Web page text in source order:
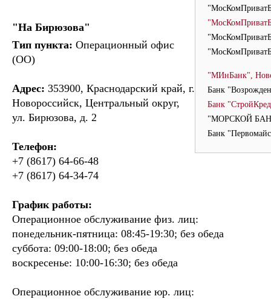
"МИнБанк",
Банк
Банк
"МОРСКОЙ
Банк
"На Бирюзова"
Тип пункта: Операционный офис
(ОО)
Адрес: 353900, Краснодарский край, г.
Новороссийск, Центральный округ,
ул. Бирюзова, д. 2
Телефон:
+7 (8617) 64-66-48
+7 (8617) 64-34-74
График работы:
Операционное обслуживание физ. лиц:
понедельник-пятница: 08:45-19:30; без обеда
суббота: 09:00-18:00; без обеда
воскресенье: 10:00-16:30; без обеда
Операционное обслуживание юр. лиц: